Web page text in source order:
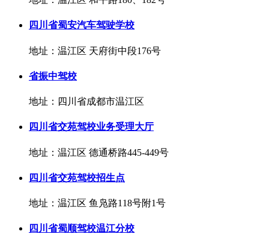
四川省蜀安汽车驾驶学校
地址：温江区 天府街中段176号
省振中驾校
地址：四川省成都市温江区
四川省交苑驾校业务受理大厅
地址：温江区 德通桥路445-449号
四川省交苑驾校招生点
地址：温江区 鱼凫路118号附1号
四川省蜀顺驾校温江分校